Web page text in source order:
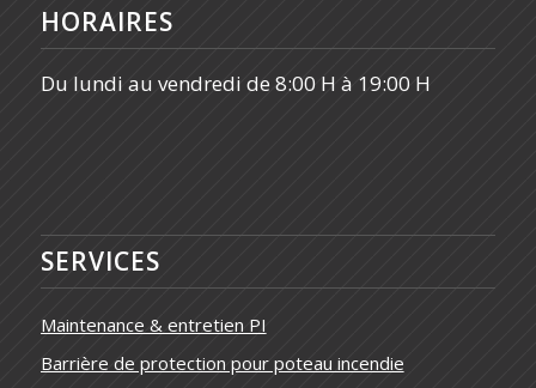
HORAIRES
Du lundi au vendredi de 8:00 H à 19:00 H
SERVICES
Maintenance & entretien PI
Barrière de protection pour poteau incendie